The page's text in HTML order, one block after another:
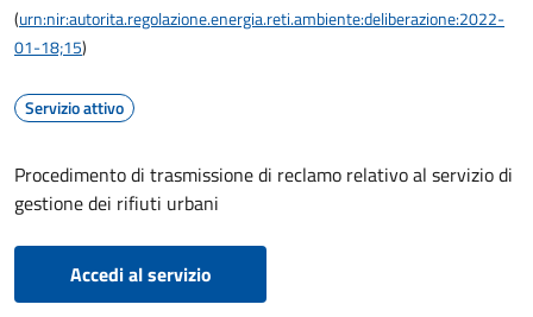
(urn:nir:autorita.regolazione.energia.reti.ambiente:deliberazione:2022-
01-18;15)
Servizio attivo
Procedimento di trasmissione di reclamo relativo al servizio di
gestione dei rifiuti urbani
Accedi al servizio